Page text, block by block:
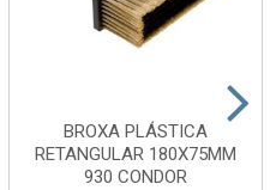
BROXA PLÁSTICA
RETANGULAR 180X75MM
930 CONDOR